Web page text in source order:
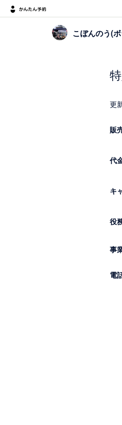
こぼんのう(
更
販
代
キ
役
事
電